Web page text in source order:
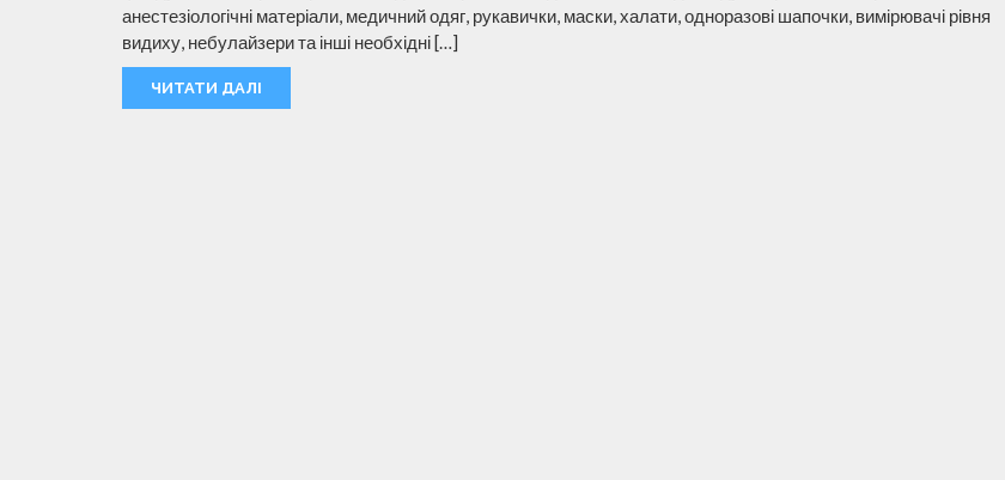
анестезіологічні матеріали, медичний одяг, рукавички, маски, халати, одноразові шапочки, вимірювачі рівня
видиху, небулайзери та інші необхідні […]
ЧИТАТИ ДАЛІ